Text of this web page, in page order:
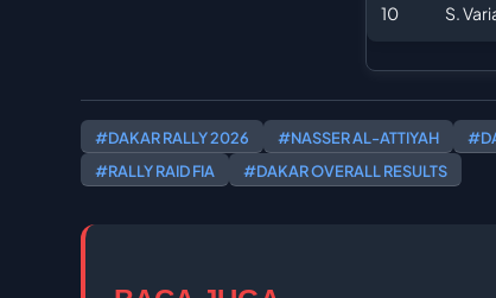
10 S.
#DAKAR RALLY 2026 #NASSER AL-ATTIYAH
#RALLY RAID FIA
#DAKAR OVERALL RESULTS